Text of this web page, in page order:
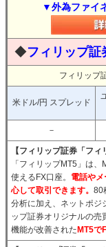
▼外為ファイ
◆フィリップ証
フィリップ
米ドル/円 スプレッド
－
【フィリップ証券「フ
「フィリップMT5」は
使えるFX口座。 電話や
心して取引できます。 80
分析に加え、ネットポジ
ップ証券オリジナルの
機能が改善された MT5で